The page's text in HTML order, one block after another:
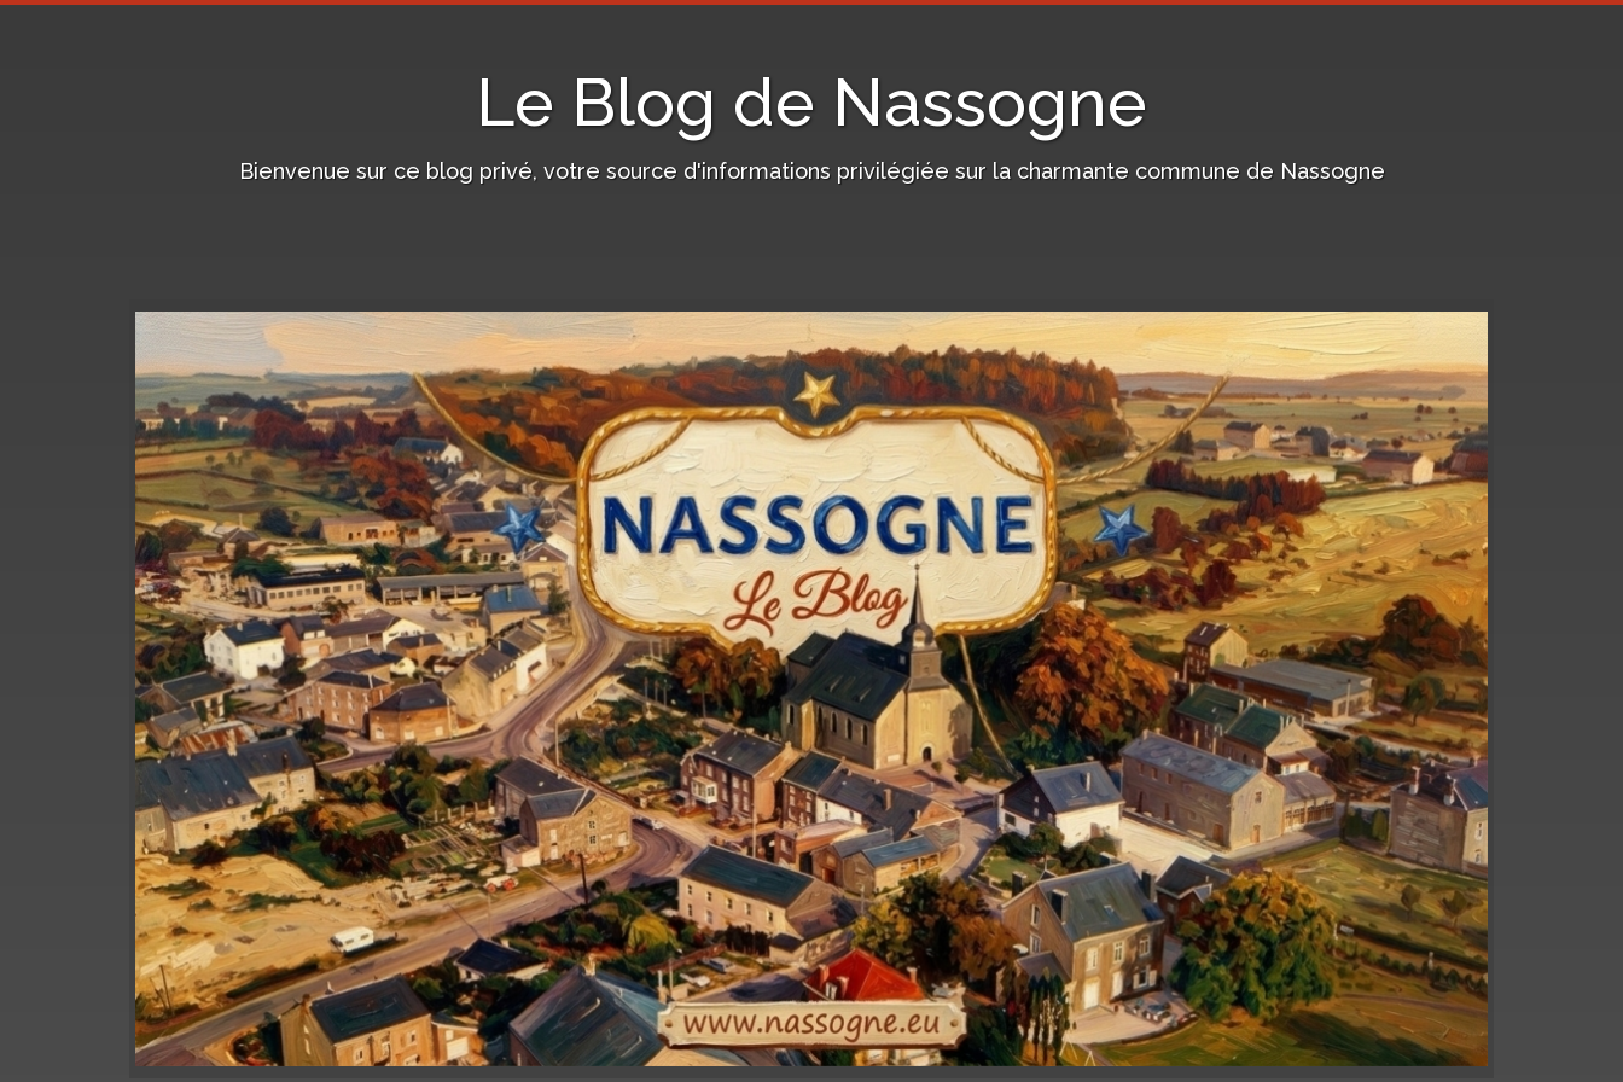
Le Blog de Nassogne
Bienvenue sur ce blog privé, votre source d'informations privilégiée sur la charmante commune de Nassogne